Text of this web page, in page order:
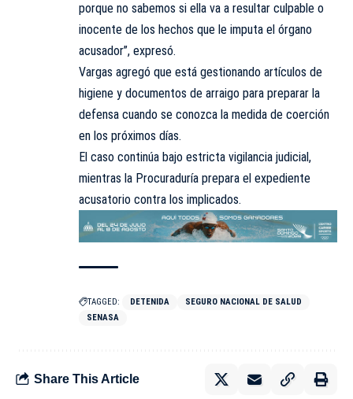
porque no sabemos si ella va a resultar culpable o
inocente de los hechos que le imputa el órgano
acusador”, expresó.
Vargas agregó que está gestionando artículos de
higiene y documentos de arraigo para preparar la
defensa cuando se conozca la medida de coerción
en los próximos días.
El caso continúa bajo estricta vigilancia judicial,
mientras la Procuraduría prepara el expediente
acusatorio contra los implicados.
TAGGED: DETENIDA
SEGURO NACIONAL DE SALUD
SENASA
Share This Article